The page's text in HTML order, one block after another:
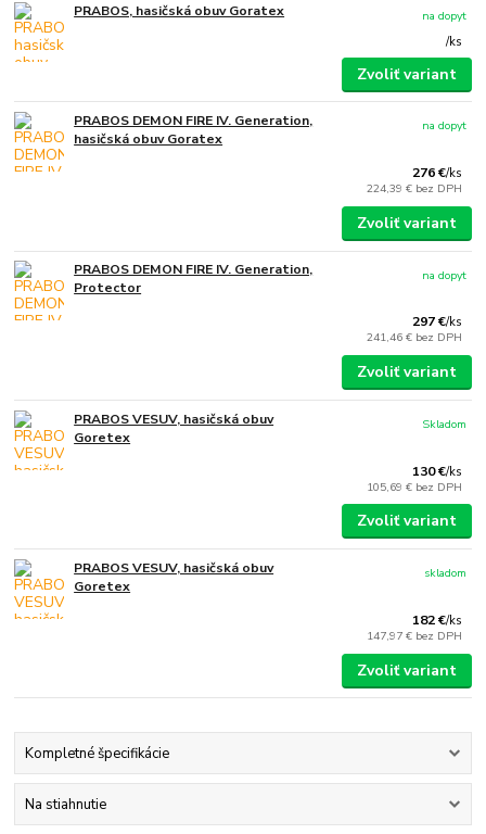
PRABOS, hasičská obuv Goratex
/ks
na dopyt
Zvoliť variant
PRABOS DEMON FIRE IV. Generation,
hasičská obuv Goratex
276 €/ks
224,39 € bez DPH
na dopyt
Zvoliť variant
PRABOS DEMON FIRE IV. Generation,
Protector
297 €/ks
241,46 € bez DPH
na dopyt
Zvoliť variant
PRABOS VESUV, hasičská obuv
Goretex
130 €/ks
105,69 € bez DPH
Skladom
Zvoliť variant
PRABOS VESUV, hasičská obuv
Goretex
182 €/ks
147,97 € bez DPH
skladom
Zvoliť variant
Kompletné špecifikácie
Na stiahnutie